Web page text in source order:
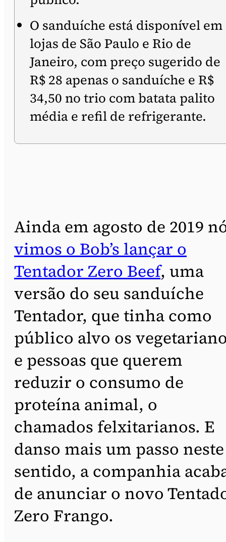
O sanduíche está disponível em
lojas de São Paulo e Rio de
Janeiro, com preço sugerido de
R$ 28 apenas o sanduíche e R$
34,50 no trio com batata palito
média e refil de refrigerante.
Ainda em agosto de 2019
vimos o Bob’s lançar o
Tentador Zero Beef, uma
versão do seu sanduíche
Tentador, que tinha como
público alvo os
e pessoas que querem
reduzir o consumo de
proteína animal, o
chamados felxitarianos. E
danso mais um passo neste
sentido, a companhia
de anunciar o novo
Zero Frango.